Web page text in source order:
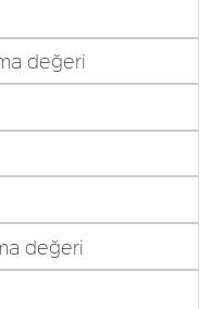
değeri
değeri